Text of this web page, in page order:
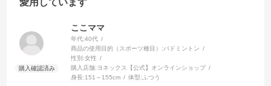
愛用しています
ここママ
年代:40代
商品の使用目的（スポーツ種目）:バドミントン
性別:女性
購入店舗:ヨネックス【公式】オンラインショップ
身長:151～155cm 体型:ふつう